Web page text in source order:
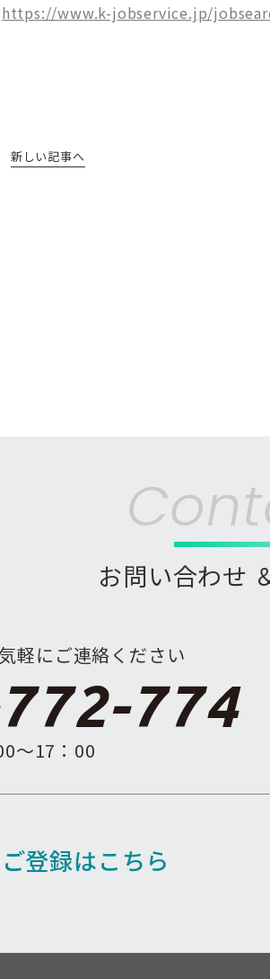
https://www.k-jobservice.jp/
新しい記事へ
お問い合わせ
軽にご連絡ください
774
〜17：00
登録はこちら